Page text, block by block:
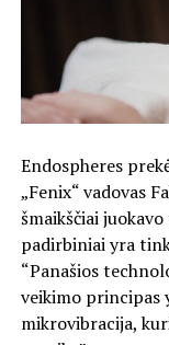
Endospheres
„Fenix“ vadovas
šmaikščiai
padirbiniai yra
“Panašios
veikimo principas
mikrovibracija,